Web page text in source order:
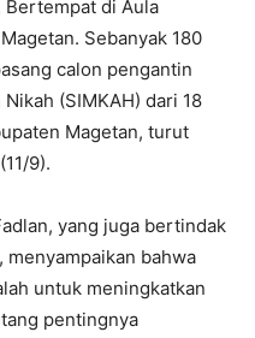
Bertempat di Aula
Sebanyak 180
calon pengantin
(SIMKAH) dari 18
Magetan, turut
9).
yang juga bertindak
menyampaikan bahwa
untuk meningkatkan
pentingnya